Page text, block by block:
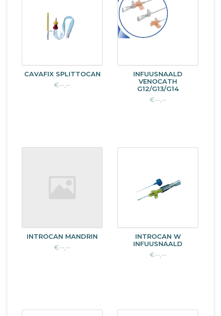
CAVAFIX SPLITTOCAN
€--,--
INFUUSNAALD
VENOCATH
G12/G13/G14
€--,--
INTROCAN MANDRIN
€--,--
INTROCAN W
INFUUSNAALD
€--,--